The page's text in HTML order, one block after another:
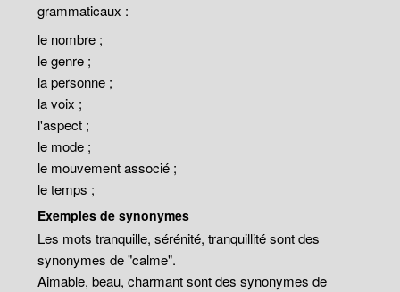
grammaticaux :
le nombre ;
le genre ;
la personne ;
la voix ;
l'aspect ;
le mode ;
le mouvement associé ;
le temps ;
Exemples de synonymes
Les mots tranquille, sérénité, tranquillité sont des
synonymes de "calme".
Aimable, beau, charmant sont des synonymes de